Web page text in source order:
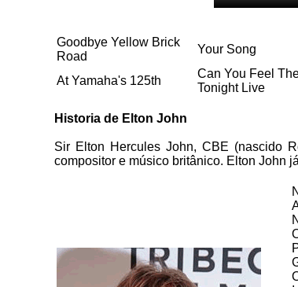
Goodbye Yellow Brick
Road
Your Song
At Yamaha's 125th
Can You Feel
Tonight Live
Historia de Elton John
Sir Elton Hercules John, CBE (nascido
compositor e músico britânico. Elton John